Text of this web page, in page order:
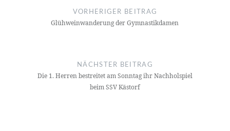
VORHERIGER BEITRAG
Glühweinwanderung der Gymnastikdamen
NÄCHSTER BEITRAG
Die 1. Herren bestreitet am Sonntag ihr Nachholspiel
beim SSV Kästorf